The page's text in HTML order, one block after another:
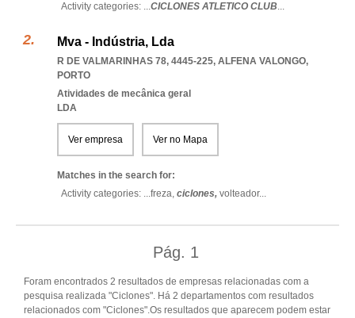
Activity categories: ...CICLONES ATLETICO CLUB...
Mva - Indústria, Lda
R DE VALMARINHAS 78, 4445-225, ALFENA VALONGO,
PORTO
Atividades de mecânica geral
LDA
Ver empresa Ver no Mapa
Matches in the search for:
Activity categories: ...freza, ciclones, volteador...
Pág. 1
Foram encontrados 2 resultados de empresas relacionadas com a
pesquisa realizada "Ciclones". Há 2 departamentos com resultados
relacionados com "Ciclones".Os resultados que aparecem podem estar